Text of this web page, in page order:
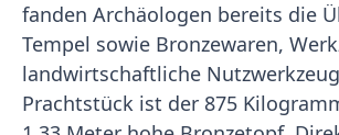
fanden Archäologen bereits die
Tempel sowie Bronzewaren,
landwirtschaftliche
Prachtstück ist der 875